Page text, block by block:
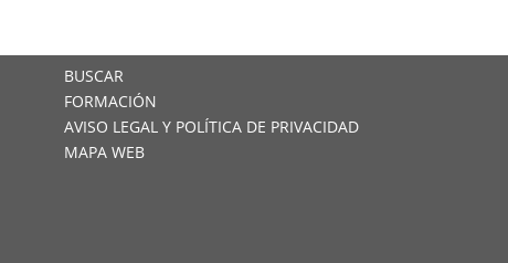
BUSCAR
FORMACIÓN
AVISO LEGAL Y POLÍTICA DE PRIVACIDAD
MAPA WEB